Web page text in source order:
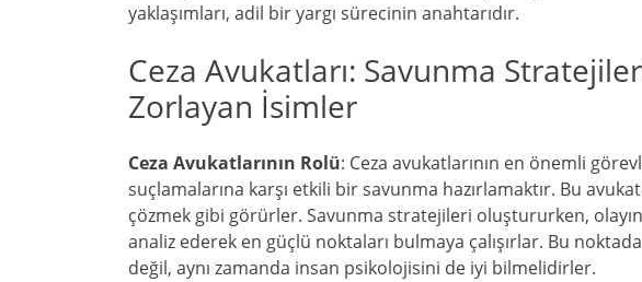
yaklaşımları, adil bir yargı sürecinin anahtarıdır.
Ceza Avukatları: Savunma
Zorlayan İsimler
Ceza Avukatlarının Rolü: Ceza avukatlarının en önemli
suçlamalarına karşı etkili bir savunma hazırlamaktır. Bu
çözmek gibi görürler. Savunma stratejileri oluştururken, olayın
analiz ederek en güçlü noktaları bulmaya çalışırlar. Bu
değil, aynı zamanda insan psikolojisini de iyi bilmelidirler.